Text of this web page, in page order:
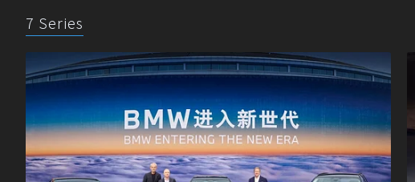
7 Series